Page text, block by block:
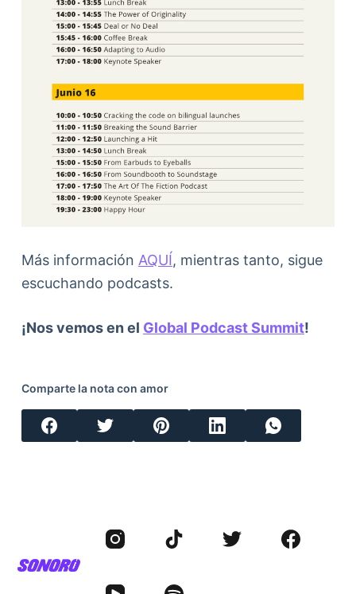
Más información AQUÍ, mientras tanto, sigue
escuchando podcasts.
¡Nos vemos en el Global Podcast Summit!
Comparte la nota con amor